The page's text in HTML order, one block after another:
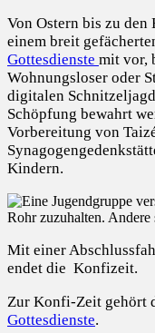
Von Ostern bis zu
einem breit
Gottesdienste mit vor,
Wohnungsloser oder
digitalen
Schöpfung bewahrt
Vorbereitung von
Kindern.
Mit einer
endet die Konfizeit.
Zur Konfi-Zeit gehört
Gottesdienste.